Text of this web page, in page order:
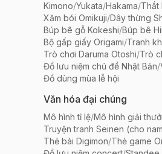
Kimono/Yukata/Hakama/Thắt
Xăm bói Omikuji/Dây thừng
Búp bê gỗ Kokeshi/Búp bê
Bộ gấp giấy Origami/Tranh
Trò chơi Daruma Otoshi/Trò
Đồ lưu niệm chủ đề Nhật Bản/
Đồ dùng mùa lễ hội
Văn hóa đại chúng
Mô hình tỉ lệ/Mô hình giải
Truyện tranh Seinen (cho
Thẻ bài Digimon/Thẻ game